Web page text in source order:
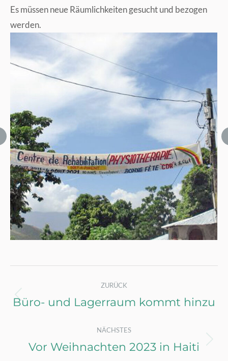
Es müssen neue Räumlichkeiten gesucht und bezogen
werden.
ZURÜCK
Vorheriger
Büro- und Lagerraum kommt hinzu
NÄCHSTES
Nächster
Vor Weihnachten 2023 in Haiti